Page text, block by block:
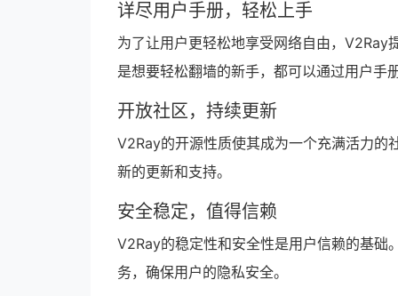
详尽用户手册，轻松上手
为了让用户更轻松地享受网络自由，
是想要轻松翻墙的新手，都可以通过用户手
开放社区，持续更新
V2Ray的开源性质使其成为一个充满活力
新的更新和支持。
安全稳定，值得信赖
V2Ray的稳定性和安全性是用户信赖的基础
务，确保用户的隐私安全。